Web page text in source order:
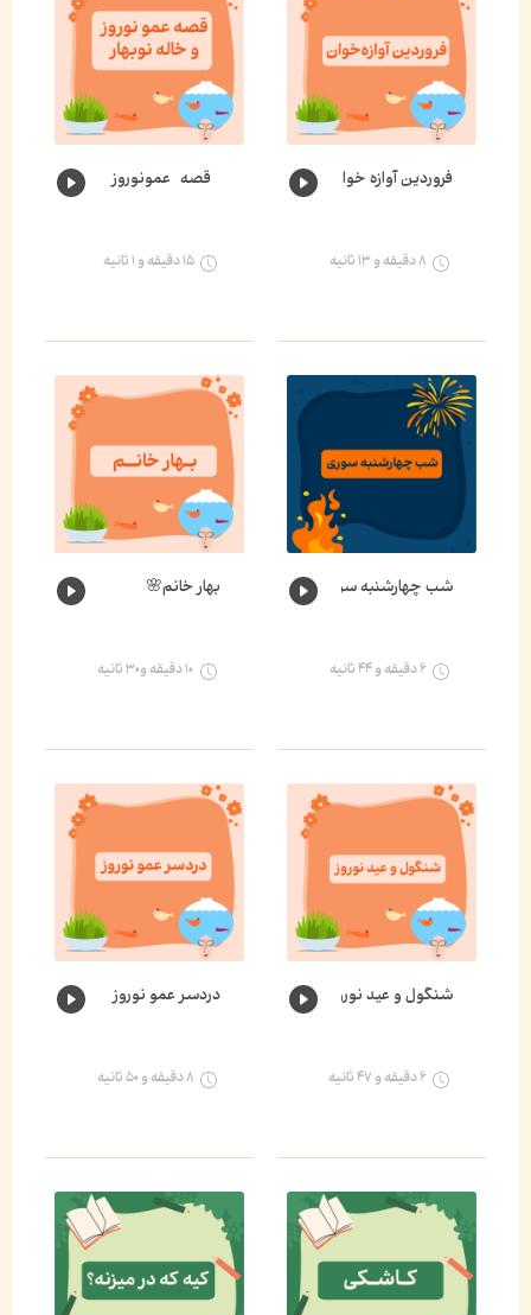
فروردین آوازه خوان🌸
۸ دقیقه و ۱۳ ثانیه
قصه عمونوروز و خاله نوبهار🌺
۱۵ دقیقه و ۱ ثانیه
شب چهارشنبه سوری
۶ دقیقه و ۴۴ ثانیه
بهار خانم🌸
۱۰ دقیقه و۳۰ ثانیه
شنگول و عید نوروز
۶ دقیقه و ۴۷ ثانیه
دردسر عمو نوروز
۸ دقیقه و ۵۰ ثانیه